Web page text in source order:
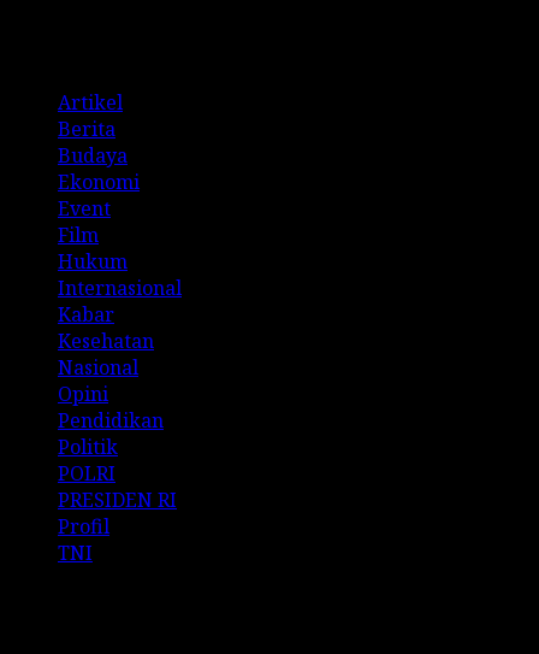
Artikel
Berita
Budaya
Ekonomi
Event
Film
Hukum
Internasional
Kabar
Kesehatan
Nasional
Opini
Pendidikan
Politik
POLRI
PRESIDEN RI
Profil
TNI